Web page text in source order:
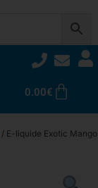
0.00€
/ E-liquide Exotic Mango